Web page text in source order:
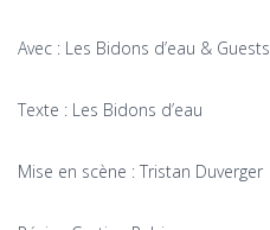
Avec : Les Bidons d’eau & Guests
Texte : Les Bidons d’eau
Mise en scène : Tristan Duverger